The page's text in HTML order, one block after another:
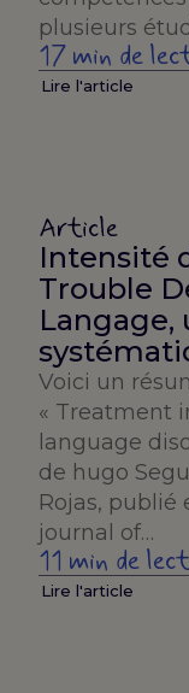
plusieurs
17 min de
Lire l'article
Article
Intensité
Trouble
Langage,
Voici un
« Treatment
language
de hugo
Rojas, publié
journal of…
11 min de
Lire l'article